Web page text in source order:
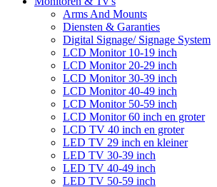
Arms And Mounts
Diensten & Garanties
Digital Signage/ Signage System
LCD Monitor 10-19 inch
LCD Monitor 20-29 inch
LCD Monitor 30-39 inch
LCD Monitor 40-49 inch
LCD Monitor 50-59 inch
LCD Monitor 60 inch en groter
LCD TV 40 inch en groter
LED TV 29 inch en kleiner
LED TV 30-39 inch
LED TV 40-49 inch
LED TV 50-59 inch